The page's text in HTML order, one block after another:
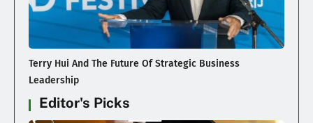
Terry Hui And The Future Of Strategic Business
Leadership
Editor's Picks